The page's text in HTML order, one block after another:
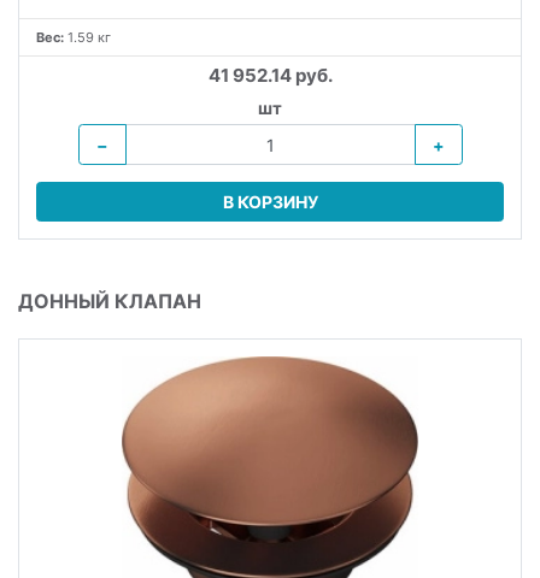
Вес: 1.59 кг
41 952.14 руб.
шт
−
+
В КОРЗИНУ
ДОННЫЙ КЛАПАН